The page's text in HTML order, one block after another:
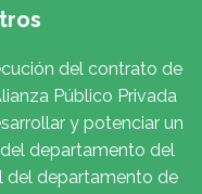
del contrato de
Público Privada
y potenciar un
departamento del
del departamento de